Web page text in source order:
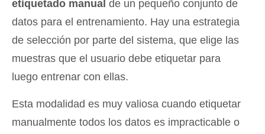
etiquetado manual de un pequeño conjunto de
datos para el entrenamiento. Hay una estrategia
de selección por parte del sistema, que elige las
muestras que el usuario debe etiquetar para
luego entrenar con ellas.
Esta modalidad es muy valiosa cuando etiquetar
manualmente todos los datos es impracticable o